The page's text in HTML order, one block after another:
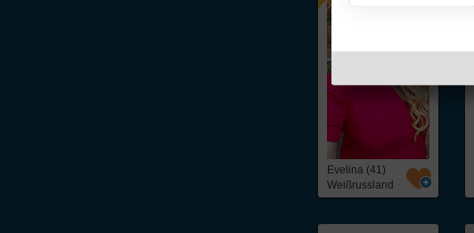
Evelina (41)
Weißrussland